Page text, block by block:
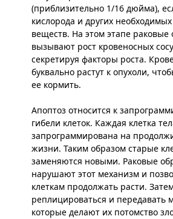
(приблизительно 1/16 дюйма),
кислорода и других
веществ. На этом этапе раковые
вызывают рост кровеносных
секретируя факторы роста.
буквально растут к опухоли,
ее кормить.
Апоптоз относится к
гибели клеток. Каждая клетка
запрограммирована на
жизни. Таким образом старые
заменяются новыми. Раковые
нарушают этот механизм и
клеткам продолжать расти.
реплицироваться и передавать
которые делают их потомство